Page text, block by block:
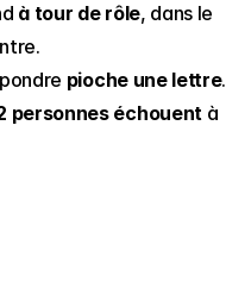
à tour de rôle, dans le
pioche une lettre.
personnes échouent à